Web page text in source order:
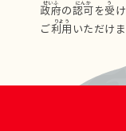
政府の認可を受
ご利用 いただけま